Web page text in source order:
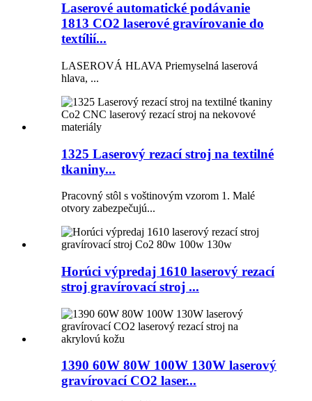
Laserové automatické podávanie
1813 CO2 laserové gravírovanie do
textílií...
LASEROVÁ HLAVA Priemyselná laserová
hlava, ...
1325 Laserový rezací stroj na textilné
tkaniny...
Pracovný stôl s voštinovým vzorom 1. Malé
otvory zabezpečujú...
Horúci výpredaj 1610 laserový rezací
stroj gravírovací stroj ...
1390 60W 80W 100W 130W laserový
gravírovací CO2 laser...